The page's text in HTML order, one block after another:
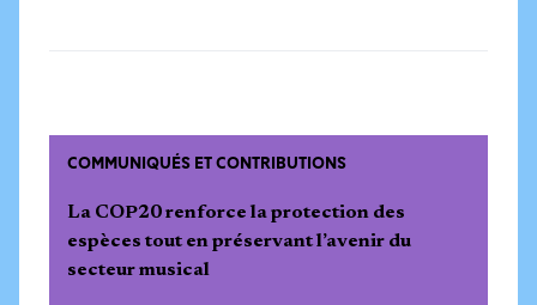
COMMUNIQUÉS ET CONTRIBUTIONS
La COP20 renforce la protection des
espèces tout en préservant l’avenir du
secteur musical